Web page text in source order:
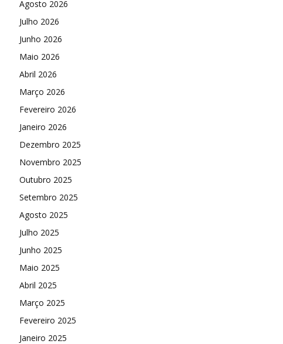
Agosto 2026
Julho 2026
Junho 2026
Maio 2026
Abril 2026
Março 2026
Fevereiro 2026
Janeiro 2026
Dezembro 2025
Novembro 2025
Outubro 2025
Setembro 2025
Agosto 2025
Julho 2025
Junho 2025
Maio 2025
Abril 2025
Março 2025
Fevereiro 2025
Janeiro 2025